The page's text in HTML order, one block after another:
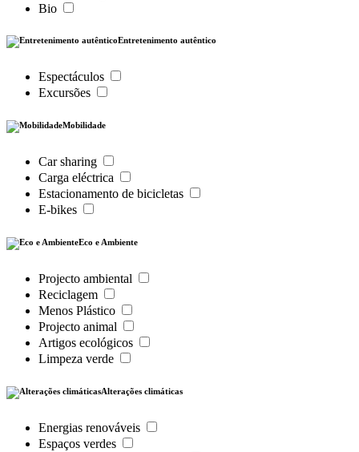
Bio
Entretenimento autêntico
Espectáculos
Excursões
Mobilidade
Car sharing
Carga eléctrica
Estacionamento de bicicletas
E-bikes
Eco e Ambiente
Projecto ambiental
Reciclagem
Menos Plástico
Projecto animal
Artigos ecológicos
Limpeza verde
Alterações climáticas
Energias renováveis
Espaços verdes